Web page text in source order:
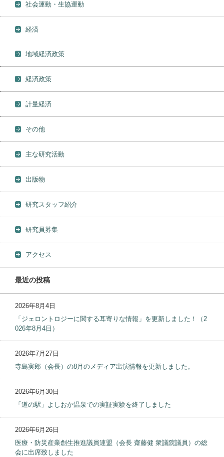
社会運動・生協運動
経済
地域経済政策
経済政策
計量経済
その他
主な研究活動
出版物
研究スタッフ紹介
研究員募集
アクセス
最近の投稿
2026年8月4日
「ジェロントロジーに関する耳寄りな情報」を更新しました！（2
026年8月4日）
2026年7月27日
寺島実郎（会長）の8月のメディア出演情報を更新しました。
2026年6月30日
「道の駅」よしおか温泉での実証実験を終了しました
2026年6月26日
医療・防災産業創生推進議員連盟（会長 齋藤健 衆議院議員）の総
会に出席致しました